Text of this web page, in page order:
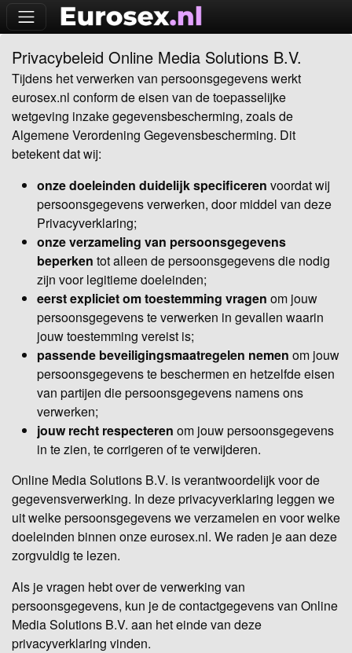
Privacybeleid Online Media Solutions B.V.
Tijdens het verwerken van persoonsgegevens werkt
eurosex.nl conform de eisen van de toepasselijke
wetgeving inzake gegevensbescherming, zoals de
Algemene Verordening Gegevensbescherming. Dit
betekent dat wij:
onze doeleinden duidelijk specificeren voordat wij
persoonsgegevens verwerken, door middel van deze
Privacyverklaring;
onze verzameling van persoonsgegevens
beperken tot alleen de persoonsgegevens die nodig
zijn voor legitieme doeleinden;
eerst expliciet om toestemming vragen om jouw
persoonsgegevens te verwerken in gevallen waarin
jouw toestemming vereist is;
passende beveiligingsmaatregelen nemen om jouw
persoonsgegevens te beschermen en hetzelfde eisen
van partijen die persoonsgegevens namens ons
verwerken;
jouw recht respecteren om jouw persoonsgegevens
in te zien, te corrigeren of te verwijderen.
Online Media Solutions B.V. is verantwoordelijk voor de
gegevensverwerking. In deze privacyverklaring leggen we
uit welke persoonsgegevens we verzamelen en voor welke
doeleinden binnen onze eurosex.nl. We raden je aan deze
zorgvuldig te lezen.
Als je vragen hebt over de verwerking van
persoonsgegevens, kun je de contactgegevens van Online
Media Solutions B.V. aan het einde van deze
privacyverklaring vinden.